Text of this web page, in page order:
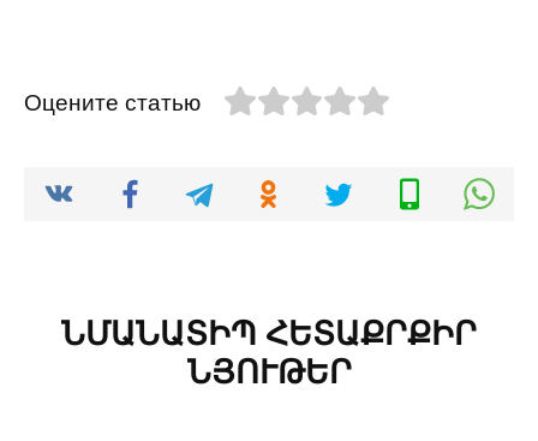
Оцените статью
ՆՄԱՆԱՏԻՊ ՀԵՏԱՔՐՔԻՐ
ՆՅՈՒԹԵՐ